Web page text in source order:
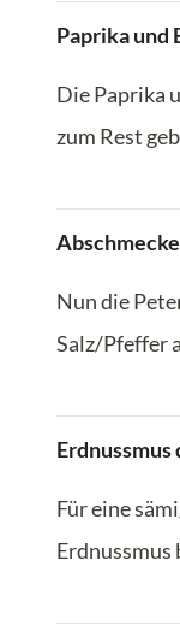
Paprika und
Die Paprika
zum Rest
Nun die
Salz/Pfeffer
Erdnussmus
Für eine
Erdnussmus